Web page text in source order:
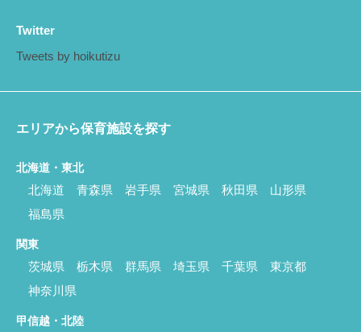
Twitter
Tweets by hoikutizu
エリアから保育施設を探す
北海道・東北
北海道 青森県 岩手県 宮城県 秋田県
山形県
福島県
関東
茨城県 栃木県 群馬県 埼玉県 千葉県
東京都
神奈川県
甲信越・北陸